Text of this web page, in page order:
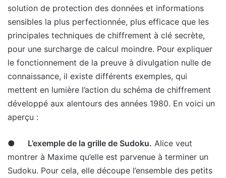
solution de protection des données et informations
sensibles la plus perfectionnée, plus efficace que les
principales techniques de chiffrement à clé secrète,
pour une surcharge de calcul moindre. Pour expliquer
le fonctionnement de la preuve à divulgation nulle de
connaissance, il existe différents exemples, qui
mettent en lumière l’action du schéma de chiffrement
développé aux alentours des années 1980. En voici un
aperçu :
● L’exemple de la grille de Sudoku. Alice veut
montrer à Maxime qu’elle est parvenue à terminer un
Sudoku. Pour cela, elle découpe l’ensemble des petits